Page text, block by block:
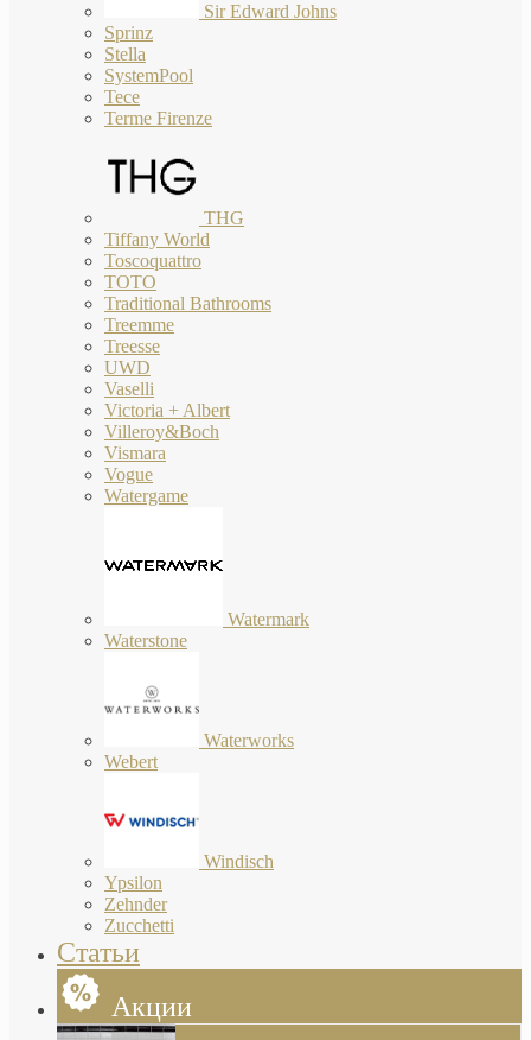
Sir Edward Johns
Sprinz
Stella
SystemPool
Tece
Terme Firenze
THG
Tiffany World
Toscoquattro
TOTO
Traditional Bathrooms
Treemme
Treesse
UWD
Vaselli
Victoria + Albert
Villeroy&Boch
Vismara
Vogue
Watergame
Watermark
Waterstone
Waterworks
Webert
Windisch
Ypsilon
Zehnder
Zucchetti
Статьи
Акции